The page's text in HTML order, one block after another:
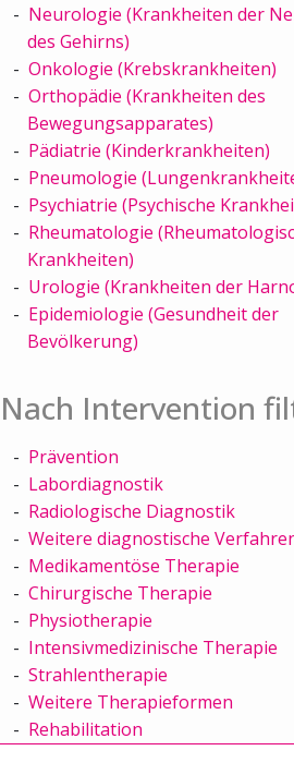
Neurologie (Krankheiten der
des Gehirns)
Onkologie (Krebskrankheiten)
Orthopädie (Krankheiten des
Bewegungsapparates)
Pädiatrie (Kinderkrankheiten)
Pneumologie
Psychiatrie (Psychische
Rheumatologie
Krankheiten)
Urologie (Krankheiten der
Epidemiologie (Gesundheit der
Bevölkerung)
Nach Intervention
Prävention
Labordiagnostik
Radiologische Diagnostik
Weitere diagnostische
Medikamentöse Therapie
Chirurgische Therapie
Physiotherapie
Intensivmedizinische Therapie
Strahlentherapie
Weitere Therapieformen
Rehabilitation